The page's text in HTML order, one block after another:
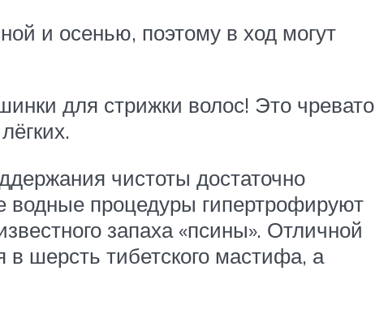
и осенью, поэтому в ход могут
для стрижки волос! Это чревато
чистоты достаточно
водные процедуры гипертрофируют
запаха «псины». Отличной
в шерсть тибетского мастифа, а